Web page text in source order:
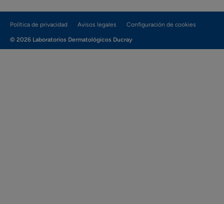
Política de privacidad Avisos legales Configuración de cookies
© 2026 Laboratorios Dermatológicos Ducray